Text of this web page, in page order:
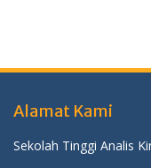
Alamat Kami
Sekolah Tinggi Analis